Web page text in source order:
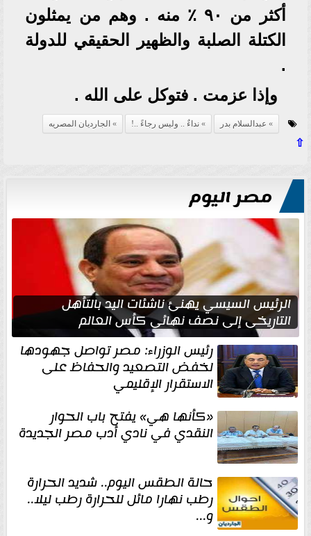
أكثر من ٩٠ ٪ منه . وهم من يمثلون
الكتلة الصلبة والظهير الحقيقي للدولة
.
وإذا عزمت . فتوكل على الله .
عبدالسلام بدر نداءٌ .. وليس رجاءً ..! الجارديان المصريه
⇧
مصر اليوم
الرئيس السيسي يهنئ ناشئات اليد بالتأهل
التاريخي إلى نصف نهائي كأس العالم
رئيس الوزراء: مصر تواصل جهودها
لخفض التصعيد والحفاظ على
الاستقرار الإقليمي
«كأنها هي» يفتح باب الحوار
النقدي في نادي أدب مصر الجديدة
حالة الطقس اليوم.. شديد الحرارة
رطب نهارا مائل للحرارة رطب ليلا..
و...